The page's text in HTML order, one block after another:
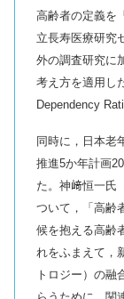
高齢者の定義を
立長寿医療研究
外の調査研究に
考え方を適用し
Dependency
同時に，日本老
推進5か年計画
た。神﨑恒一氏
ついて，「高齢
候を抱える高齢
れをふまえて，
トロジー）の融